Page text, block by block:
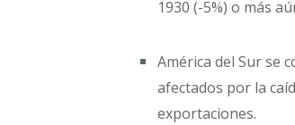
1930 (-5%) o más
América del Sur se
afectados por la
exportaciones.